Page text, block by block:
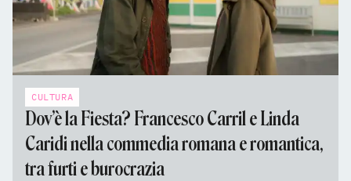
CULTURA
Dov’è la Fiesta? Francesco Carril e Linda
Caridi nella commedia romana e romantica,
tra furti e burocrazia